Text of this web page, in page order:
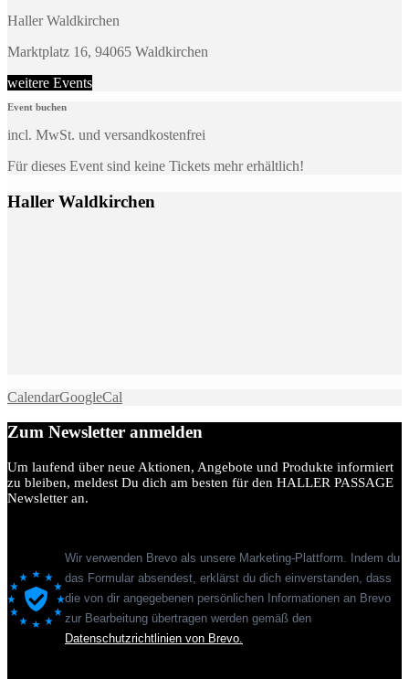
Haller Waldkirchen
Marktplatz 16, 94065 Waldkirchen
weitere Events
Event buchen
incl. MwSt. und versandkostenfrei
Für dieses Event sind keine Tickets mehr erhältlich!
Haller Waldkirchen
CalendarGoogleCal
Zum Newsletter anmelden
Um laufend über neue Aktionen, Angebote und Produkte informiert
zu bleiben, meldest Du dich am besten für den HALLER PASSAGE
Newsletter an.
Wir verwenden Brevo als unsere Marketing-Plattform. Indem du
das Formular absendest, erklärst du dich einverstanden, dass
die von dir angegebenen persönlichen Informationen an Brevo
zur Bearbeitung übertragen werden gemäß den
Datenschutzrichtlinien von Brevo.